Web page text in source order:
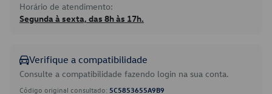
Horário de atendimento:
Segunda à sexta, das 8h às 17h.
Verifique a compatibilidade
Consulte a compatibilidade fazendo login na sua conta.
Código original consultado: 5C5853655A9B9